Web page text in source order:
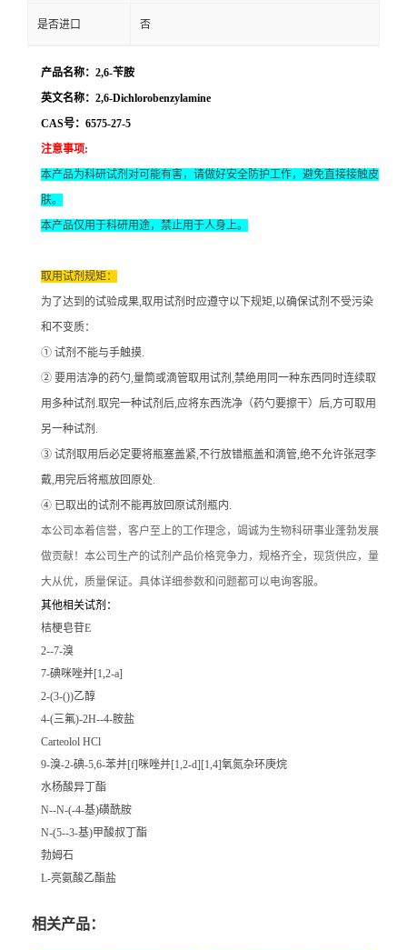
是否进口 否
产品名称：2,6-苄胺
英文名称：2,6-Dichlorobenzylamine
CAS号：6575-27-5
注意事项:
本产品为科研试剂对可能有害，请做好安全防护工作，避免直接接触皮
肤。
本产品仅用于科研用途，禁止用于人身上。
取用试剂规矩：
为了达到的试验成果,取用试剂时应遵守以下规矩,以确保试剂不受污染
和不变质：
① 试剂不能与手触摸.
② 要用洁净的药勺,量筒或滴管取用试剂,禁绝用同一种东西同时连续取
用多种试剂.取完一种试剂后,应将东西洗净（药勺要擦干）后,方可取用
另一种试剂.
③ 试剂取用后必定要将瓶塞盖紧,不行放错瓶盖和滴管,绝不允许张冠李
戴,用完后将瓶放回原处.
④ 已取出的试剂不能再放回原试剂瓶内.
本公司本着信誉，客户至上的工作理念，竭诚为生物科研事业蓬勃发展
做贡献！本公司生产的试剂产品价格竞争力，规格齐全，现货供应，量
大从优，质量保证。具体详细参数和问题都可以电询客服。
其他相关试剂：
桔梗皂苷E
2--7-溴
7-碘咪唑并[1,2-a]
2-(3-())乙醇
4-(三氟)-2H--4-胺盐
Carteolol HCl
9-溴-2-碘-5,6-苯并[f]咪唑并[1,2-d][1,4]氧氮杂环庚烷
水杨酸异丁酯
N--N-(-4-基)磺酰胺
N-(5--3-基)甲酸叔丁酯
勃姆石
L-亮氨酸乙酯盐
相关产品：